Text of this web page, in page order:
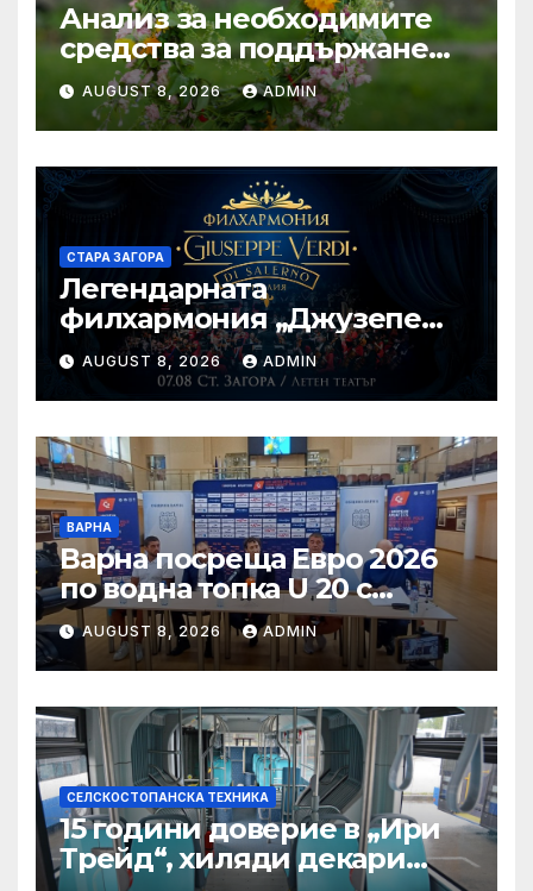
Анализ за необходимите
средства за поддържане
проводимостта на речните
корита на територията на
България, с цел превенция
на риска от наводнения
AUGUST 8, 2026 ADMIN
СТАРА ЗАГОРА
Легендарната
филхармония „Джузепе
Верди“ от Салерно с
концерт под звездите тази
вечер в Летен татър – Стара
Загора
AUGUST 8, 2026 ADMIN
ВАРНА
Варна посреща Евро 2026
по водна топка U 20 с
отлични условия на
състезателните басейни
AUGUST 8, 2026 ADMIN
СЕЛСКОСТОПАНСКА ТЕХНИКА
15 години доверие в „Ири
Трейд“, хиляди декари